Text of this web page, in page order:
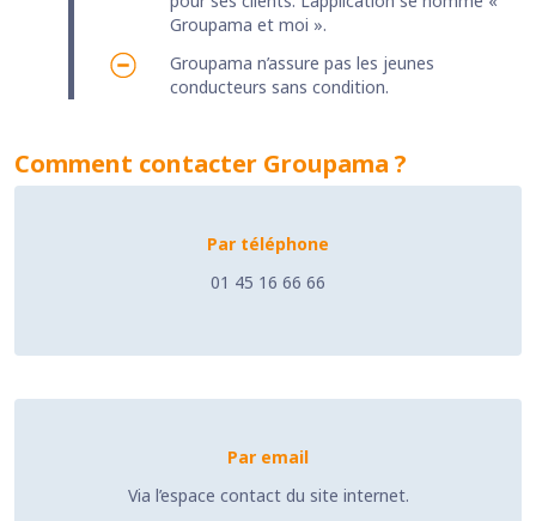
Groupama et moi ».
Groupama n’assure pas les jeunes
conducteurs sans condition.
Comment contacter Groupama ?
Par téléphone
01 45 16 66 66
Par email
Via l’espace contact du site internet.